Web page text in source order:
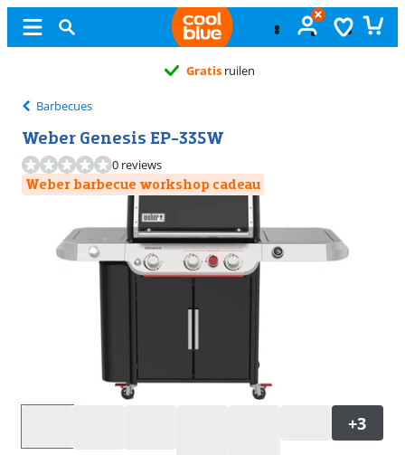
Gratis ruilen
Barbecues
Weber Genesis EP-335W
0 reviews
Weber barbecue workshop cadeau